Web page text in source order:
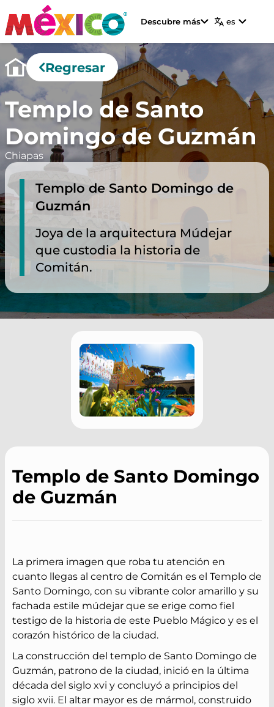
Descubre más es
Regresar
Templo de Santo
Domingo de Guzmán
Chiapas
Templo de Santo Domingo de
Guzmán
Joya de la arquitectura Múdejar
que custodia la historia de
Comitán.
Templo de Santo Domingo
de Guzmán
La primera imagen que roba tu atención en
cuanto llegas al centro de Comitán es el Templo de
Santo Domingo, con su vibrante color amarillo y su
fachada estile múdejar que se erige como fiel
testigo de la historia de este Pueblo Mágico y es el
corazón histórico de la ciudad.
La construcción del templo de Santo Domingo de
Guzmán, patrono de la ciudad, inició en la última
década del siglo xvi y concluyó a principios del
siglo xvii. El altar mayor es de mármol, construido